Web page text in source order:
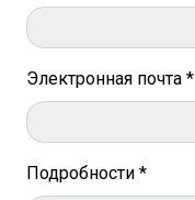
Электронная почта *
Подробности *